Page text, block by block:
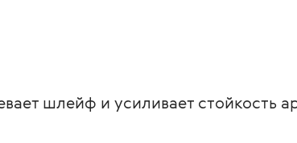
шлейф и усиливает стойкость